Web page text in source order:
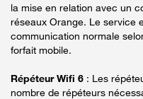
la mise en relation avec un
réseaux Orange. Le service
communication normale
forfait mobile.
Répéteur Wifi 6 : Les
nombre de répéteurs